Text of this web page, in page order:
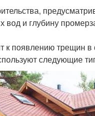
вод и глубину
появлению трещин
следующие